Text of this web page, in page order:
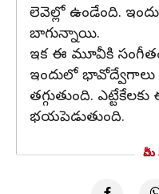
లెవెల్లో ఉండేంది.
బాగున్నాయి.
ఇక ఈ మూవీకి
ఇందులో
తగ్గుతుంది.
భయపెడుతుంది.